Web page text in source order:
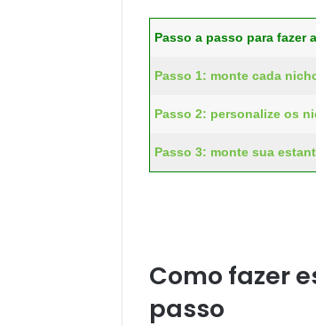
Passo a passo para fazer
Passo 1: monte cada
Passo 2: personalize os
Passo 3: monte sua
Como fazer
passo